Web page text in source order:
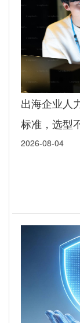
出海企业人
标准，选型
2026-08-04